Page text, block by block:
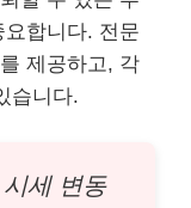
합니다. 전문
제공하고, 각
습니다.
세 변동